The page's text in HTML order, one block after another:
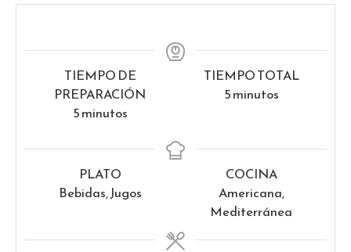
TIEMPO DE
PREPARACIÓN
5minutos
minutos
TIEMPO TOTAL
5minutos
minutos
PLATO
Bebidas, Jugos
COCINA
Americana,
Mediterránea